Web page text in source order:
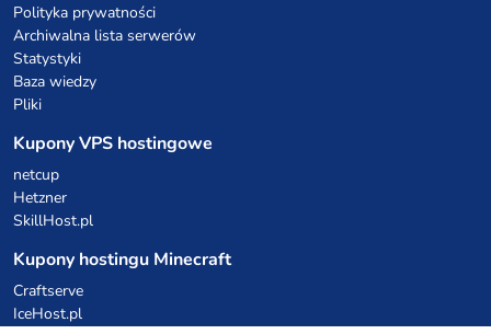
Polityka prywatności
Archiwalna lista serwerów
Statystyki
Baza wiedzy
Pliki
Kupony VPS hostingowe
netcup
Hetzner
SkillHost.pl
Kupony hostingu Minecraft
Craftserve
IceHost.pl